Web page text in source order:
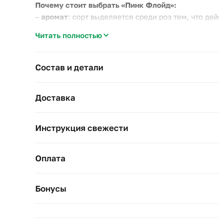
Почему стоит выбрать «Пинк Флойд»:
– аромат: сорт выделяется среди роз тем, что
–универсальный розовый
Подходит и для романтичного повода, и как
Читать полностью
Состав и детали
Доставка
Инструкция свежести
Оплата
Бонусы